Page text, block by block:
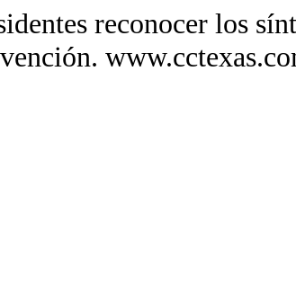
reconocer los